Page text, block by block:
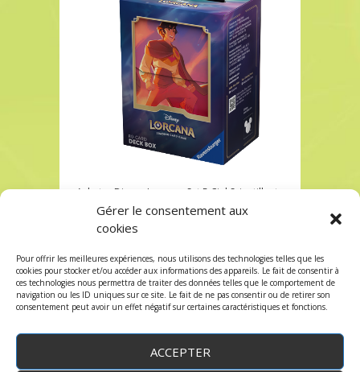
Gérer le consentement aux
cookies
Pour offrir les meilleures expériences, nous utilisons des technologies telles que les
cookies pour stocker et/ou accéder aux informations des appareils. Le fait de consentir à
ces technologies nous permettra de traiter des données telles que le comportement de
navigation ou les ID uniques sur ce site. Le fait de ne pas consentir ou de retirer son
consentement peut avoir un effet négatif sur certaines caractéristiques et fonctions.
ACCEPTER
Acheter Disney Lorcana Set 5 Ciel Scientillant
Deckbox Boite Aladdin
Acheter Disney Lorcana Set 5 Ciel Scientillant
Les commentaires et les trackbacks sont
fermés.